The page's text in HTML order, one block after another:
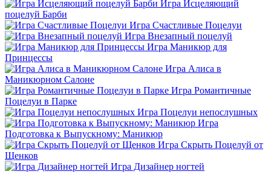
Игра Исцеляющий
поцелуй Барби
Игра Счастливые Поцелуи
Игра Внезапный поцелуй
Игра Маникюр для
Принцессы
Игра Алиса в
Маникюрном Салоне
Игра Романтичные
Поцелуи в Парке
Игра Поцелуи непослушных
Игра
Подготовка к Выпускному: Маникюр
Игра Скрыть Поцелуй от
Щенков
Игра Дизайнер ногтей